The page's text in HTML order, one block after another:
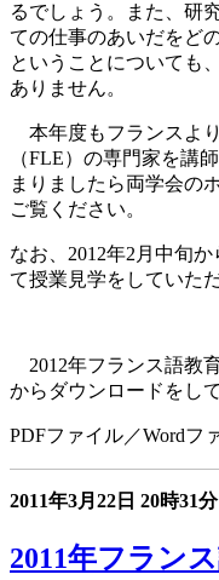
るでしょう。また、研
ての仕事のあいだをど
ということについても
ありません。
本年度もフランスよ
（FLE）の専門家を講
まりましたら両学会の
ご覧ください。
なお、2012年2月中旬
て授業見学をしていた
2012年フランス語教
からダウンロードをし
PDFファイル／Wordフ
2011年3月22日 20時31分
2011年フラン